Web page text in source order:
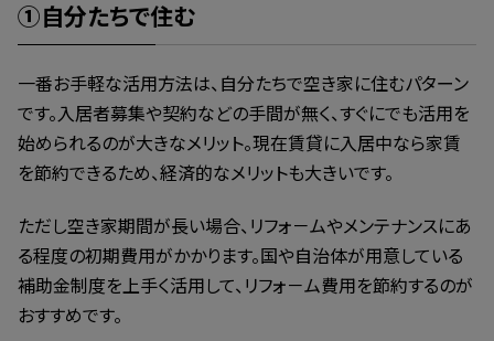
①自分たちで住む
一番お手軽な活用方法は、自分たちで空き家に住むパターン
です。入居者募集や契約などの手間が無く、すぐにでも活用を
始められるのが大きなメリット。現在賃貸に入居中なら家賃
を節約できるため、経済的なメリットも大きいです。
ただし空き家期間が長い場合、リフォ－ムやメンテナンスにあ
る程度の初期費用がかかります。国や自治体が用意している
補助金制度を上手く活用して、リフォ－ム費用を節約するのが
おすすめです。